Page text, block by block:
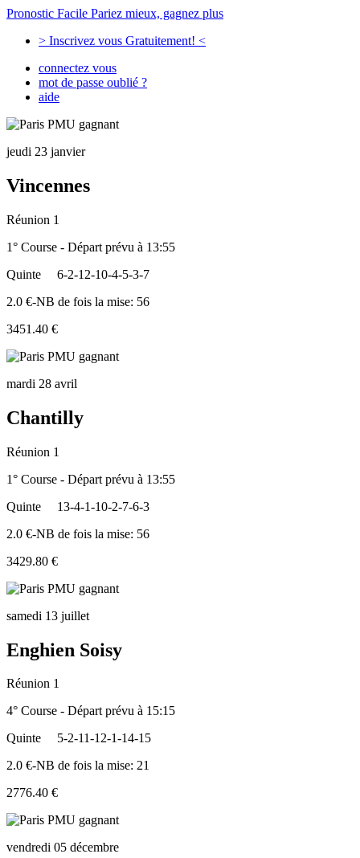
Pronostic Facile Pariez mieux, gagnez plus
> Inscrivez vous Gratuitement! <
connectez vous
mot de passe oublié ?
aide
jeudi 23 janvier
Vincennes
Réunion 1
1° Course - Départ prévu à 13:55
Quinte
6-2-12-10-4-5-3-7
2.0 €-NB de fois la mise: 56
3451.40 €
mardi 28 avril
Chantilly
Réunion 1
1° Course - Départ prévu à 13:55
Quinte
13-4-1-10-2-7-6-3
2.0 €-NB de fois la mise: 56
3429.80 €
samedi 13 juillet
Enghien Soisy
Réunion 1
4° Course - Départ prévu à 15:15
Quinte
5-2-11-12-1-14-15
2.0 €-NB de fois la mise: 21
2776.40 €
vendredi 05 décembre